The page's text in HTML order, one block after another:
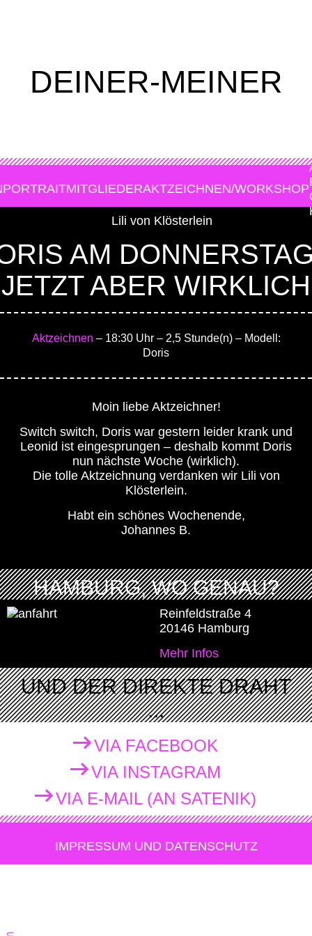
DEINER-MEINER
PORTRAITMITGLIEDERAKTZEICHNEN/WORKSHOP
AM
ABER
Aktzeichnen – 18:30 Uhr– 2,5 Stunde(n)– Modell:
Doris
Moin liebe Aktzeichner!
Switch switch, Doris war gestern leider krank und
Leonid ist eingesprungen – deshalb kommt Doris
nun nächste Woche (wirklich).
Die tolle Aktzeichnung verdanken wir Lili von
Klösterlein.
Habt ein schönes Wochenende,
Johannes B.
HAMBURG, WO GENAU?
Reinfeldstraße 4
20146 Hamburg
Mehr Infos
UND DER DIREKTE DRAHT
...
VIA FACEBOOK
VIA INSTAGRAM
VIA E-MAIL (AN SATENIK)
IMPRESSUM UND DATENSCHUTZ